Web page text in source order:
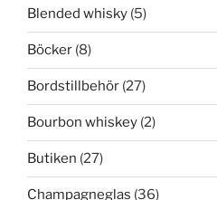
Blended whisky (5)
Böcker (8)
Bordstillbehör (27)
Bourbon whiskey (2)
Butiken (27)
Champagneglas (36)